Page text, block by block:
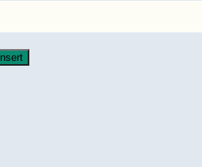
Insert